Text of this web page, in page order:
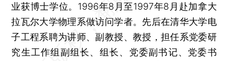
业获博士学位。1996年8月至1997年8月赴加拿大
拉瓦尔大学物理系做访问学者。先后在清华大学电
子工程系聘为讲师、副教授、教授，担任系党委研
究生工作组副组长、组长、党委副书记、党委书